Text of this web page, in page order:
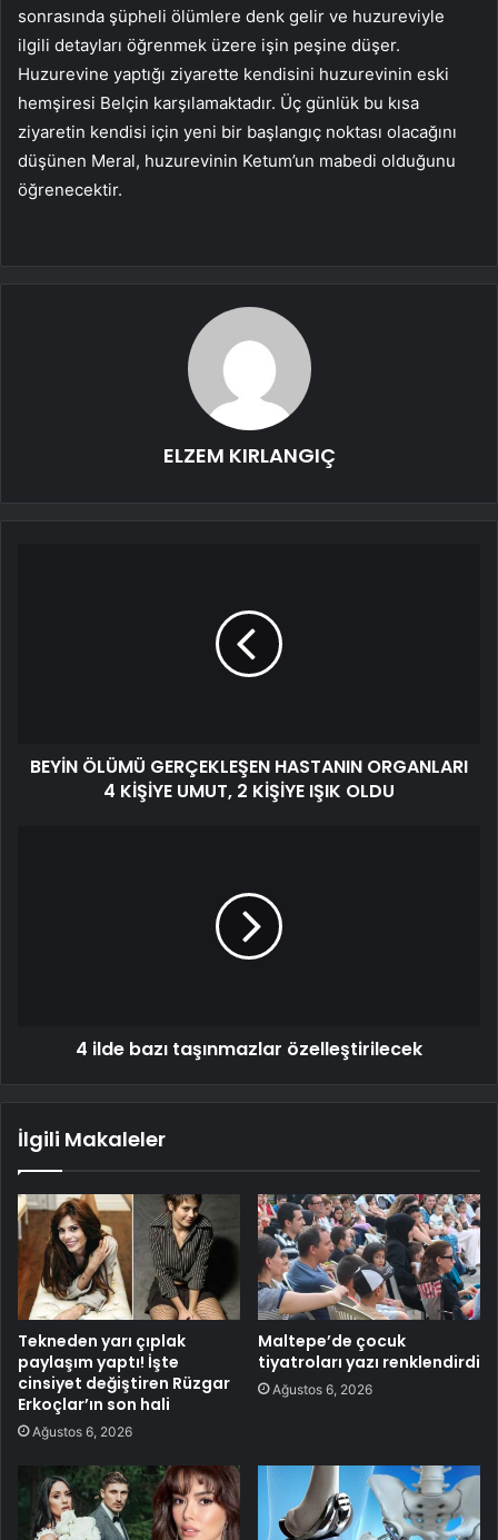
sonrasında şüpheli ölümlere denk gelir ve huzureviyle
ilgili detayları öğrenmek üzere işin peşine düşer.
Huzurevine yaptığı ziyarette kendisini huzurevinin eski
hemşiresi Belçin karşılamaktadır. Üç günlük bu kısa
ziyaretin kendisi için yeni bir başlangıç noktası olacağını
düşünen Meral, huzurevinin Ketum’un mabedi olduğunu
öğrenecektir.
ELZEM KIRLANGIÇ
BEYİN ÖLÜMÜ GERÇEKLEŞEN HASTANIN ORGANLARI
4 KİŞİYE UMUT, 2 KİŞİYE IŞIK OLDU
4 ilde bazı taşınmazlar özelleştirilecek
İlgili Makaleler
Tekneden yarı çıplak
paylaşım yaptı! İşte
cinsiyet değiştiren Rüzgar
Erkoçlar’ın son hali
Ağustos 6, 2026
Maltepe’de çocuk
tiyatroları yazı renklendirdi
Ağustos 6, 2026